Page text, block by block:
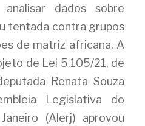
dados sobre
tentada contra grupos
de matriz africana. A
de Lei 5.105/21, de
Renata Souza
Legislativa do
(Alerj) aprovou